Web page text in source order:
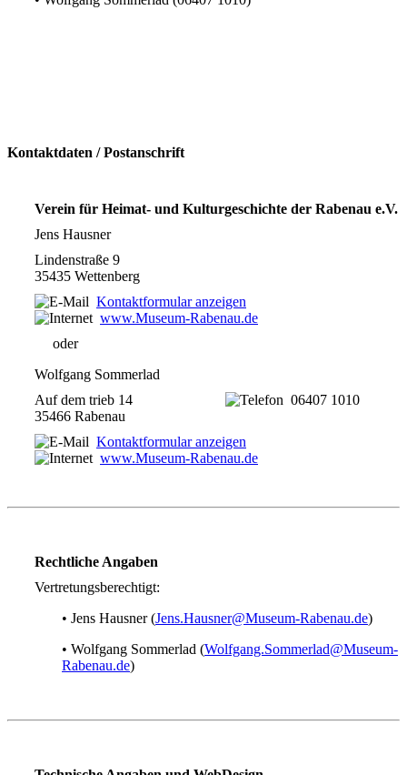
Kontaktdaten / Postanschrift
Verein für Heimat- und Kulturgeschichte der Rabenau e.V.
Jens Hausner
Lindenstraße 9
35435 Wettenberg
Kontaktformular anzeigen
www.Museum-Rabenau.de
oder
Wolfgang Sommerlad
Auf dem trieb 14
35466 Rabenau
06407 1010
Kontaktformular anzeigen
www.Museum-Rabenau.de
Rechtliche Angaben
Vertretungsberechtigt:
• Jens Hausner (Jens.Hausner@Museum-Rabenau.de)
• Wolfgang Sommerlad (Wolfgang.Sommerlad@Museum-
Rabenau.de)